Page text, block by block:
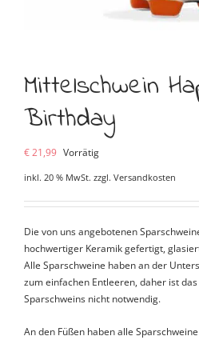
Mittelschwein
Birthday
€21,99 Vorrätig
inkl. 20 % MwSt. zzgl. Versandkosten
Die von uns angebotenen
hochwertiger Keramik gefertigt,
Alle Sparschweine haben an der
zum einfachen Entleeren, daher ist
Sparschweins nicht notwendig.
An den Füßen haben alle